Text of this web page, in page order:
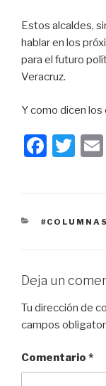
Estos alcaldes,
hablar en los
para el futuro
Veracruz.
Y como dicen
F
e
o
k
T
er
Deja un
Tu dirección de
campos
Comentario *